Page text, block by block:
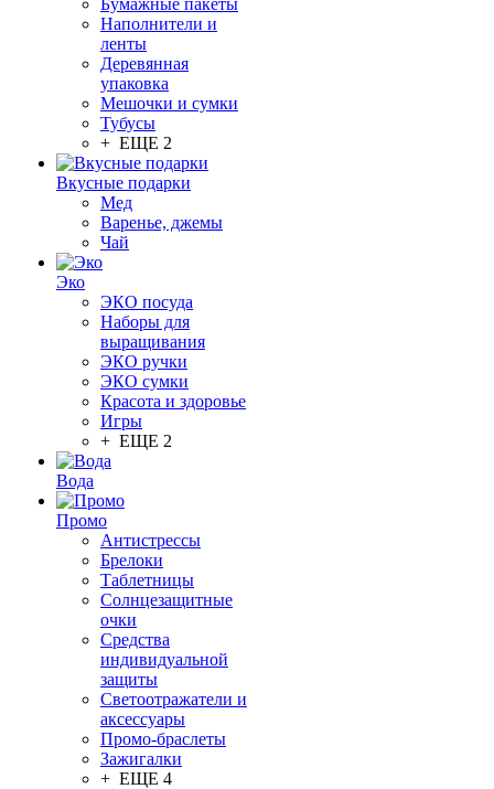
Бумажные пакеты
Наполнители и
ленты
Деревянная
упаковка
Мешочки и сумки
Тубусы
+ ЕЩЕ 2
Вкусные подарки
Мед
Варенье, джемы
Чай
Эко
ЭКО посуда
Наборы для
выращивания
ЭКО ручки
ЭКО сумки
Красота и здоровье
Игры
+ ЕЩЕ 2
Вода
Промо
Антистрессы
Брелоки
Таблетницы
Солнцезащитные
очки
Средства
индивидуальной
защиты
Светоотражатели и
аксессуары
Промо-браслеты
Зажигалки
+ ЕЩЕ 4